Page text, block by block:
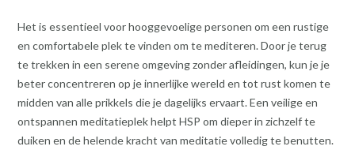
Het is essentieel voor hooggevoelige personen om een rustige
en comfortabele plek te vinden om te mediteren. Door je terug
te trekken in een serene omgeving zonder afleidingen, kun je je
beter concentreren op je innerlijke wereld en tot rust komen te
midden van alle prikkels die je dagelijks ervaart. Een veilige en
ontspannen meditatieplek helpt HSP om dieper in zichzelf te
duiken en de helende kracht van meditatie volledig te benutten.